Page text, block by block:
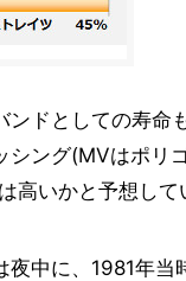
ドとしての寿命
シング(MVはポリ
高いかと予想して
中に、1981年当